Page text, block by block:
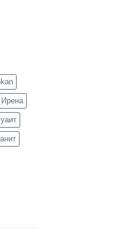
Ирена